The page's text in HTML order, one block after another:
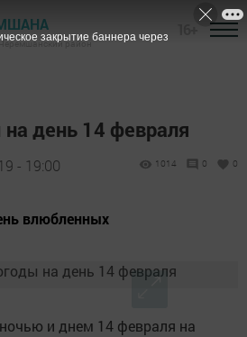
район
день 14 февраля
- 19:00 1014 0 0
влюбленных
и днем 14 февраля на
закрытие баннера через